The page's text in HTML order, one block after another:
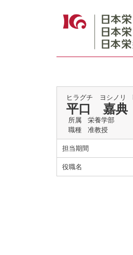
ヒラグチ ヨシノリ
平口 嘉典
所属
栄養学部
職種
准教授
担当期間
役職名